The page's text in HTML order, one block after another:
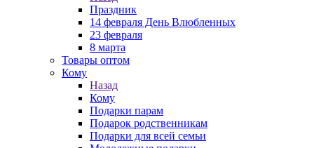
Праздник
14 февраля День Влюбленных
23 февраля
8 марта
Товары оптом
Кому
Назад
Кому
Подарки парам
Подарок родственникам
Подарки для всей семьи